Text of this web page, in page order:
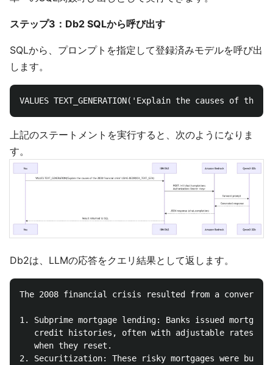
ステップ3：Db2 SQLから呼び出す
SQLから、プロンプトを指定して登録済みモデルを呼び出
します。
上記のステートメントを実行すると、次のようになりま
す。
Db2は、LLMの応答をクエリ結果として返します。
The 2008 financial crisis resulted from a
1. Subprime mortgage lending: Banks issued
credit histories, often with adjustable rates
   when they reset.
2. Securitization: These risky mortgages were